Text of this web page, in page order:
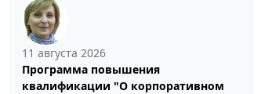
11 августа 2026
Программа повышения
квалификации "О корпоративном